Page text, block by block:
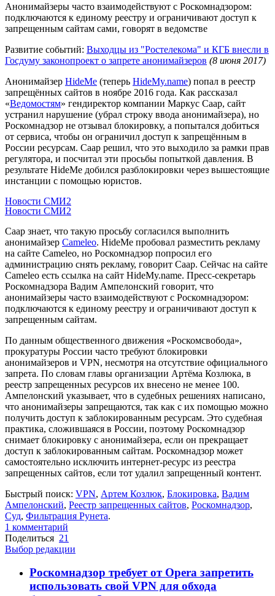
Анонимайзеры часто взаимодействуют с Роскомнадзором:
подключаются к единому реестру и ограничивают доступ к
запрещенным сайтам сами, говорят в ведомстве
Развитие событий: Выходцы из "Ростелекома" и КГБ внесли в
Госдуму законопроект о запрете анонимайзеров (8 июня 2017)
Анонимайзер HideMe (теперь HideMy.name) попал в реестр
запрещённых сайтов в ноябре 2016 года. Как рассказал
«Ведомостям» гендиректор компании Маркус Саар, сайт
устранил нарушение (убрал строку ввода анонимайзера), но
Роскомнадзор не отзывал блокировку, а попытался добиться
от сервиса, чтобы он ограничил доступ к запрещённым в
России ресурсам. Саар решил, что это выходило за рамки прав
регулятора, и посчитал эти просьбы попыткой давления. В
результате HideMe добился разблокировки через вышестоящие
инстанции с помощью юристов.
Новости СМИ2
Новости СМИ2
Саар знает, что такую просьбу согласился выполнить
анонимайзер Cameleo. HideMe пробовал разместить рекламу
на сайте Cameleo, но Роскомнадзор попросил его
администрацию снять рекламу, говорит Саар. Сейчас на сайте
Cameleo есть ссылка на сайт HideMy.name. Пресс-секретарь
Роскомнадзора Вадим Ампелонский говорит, что
анонимайзеры часто взаимодействуют с Роскомнадзором:
подключаются к единому реестру и ограничивают доступ к
запрещенным сайтам.
По данным общественного движения «Роскомсвобода»,
прокуратуры России часто требуют блокировки
анонимайзеров и VPN, несмотря на отсутствие официального
запрета. По словам главы организации Артёма Козлюка, в
реестр запрещенных ресурсов их внесено не менее 100.
Ампелонский указывает, что в судебных решениях написано,
что анонимайзеры запрещаются, так как с их помощью можно
получить доступ к заблокированным ресурсам. Это судебная
практика, сложившаяся в России, поэтому Роскомнадзор
снимает блокировку с анонимайзера, если он прекращает
доступ к заблокированным сайтам. Роскомнадзор может
самостоятельно исключить интернет-ресурс из реестра
запрещенных сайтов, если тот удалил запрещенный контент.
Быстрый поиск: VPN, Артем Козлюк, Блокировка, Вадим
Ампелонский, Реестр запрещенных сайтов, Роскомнадзор,
Суд, Фильтрация Рунета.
1 комментарий
Поделиться 21
Выбор редакции
Роскомнадзор требует от Opera запретить
использовать свой VPN для обхода